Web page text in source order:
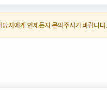
자에게 언제든지 문의주시기 바랍니다.